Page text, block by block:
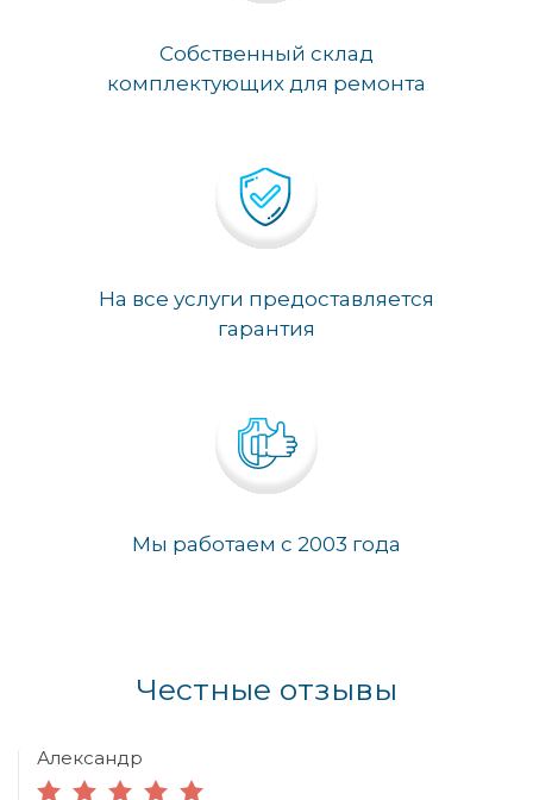
Собственный склад
комплектующих для ремонта
На все услуги предоставляется
гарантия
Мы работаем с 2003 года
Честные отзывы
Александр